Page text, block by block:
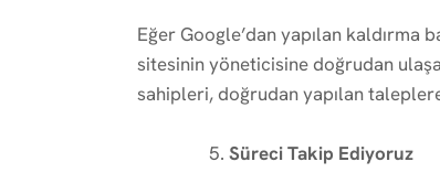
Eğer Google’dan yapılan kaldırma
sitesinin yöneticisine doğrudan
sahipleri, doğrudan yapılan
Süreci Takip Ediyoruz